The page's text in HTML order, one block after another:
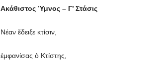
Ακάθιστος Ύμνος – Γ’ Στάσις
Νέαν ἔδειξε κτίσιν,
ἐμφανίσας ὁ Κτίστης,